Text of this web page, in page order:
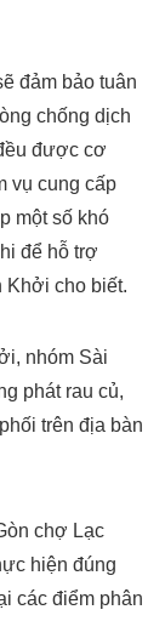
đảm bảo tuân
chống dịch
được cơ
vụ cung cấp
một số khó
để hỗ trợ
Khởi cho biết.
nhóm Sài
phát rau củ,
trên địa bàn
chợ Lạc
hiện đúng
các điểm phân